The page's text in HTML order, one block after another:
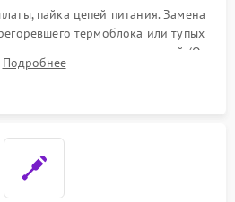
пайка цепей питания. Замена
термоблока или тупых
силиконовых уплотнителей (O-
для надежного устранения
Подробнее